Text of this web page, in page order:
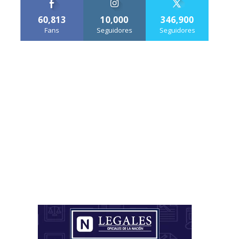
60,813
Fans
10,000
Seguidores
346,900
Seguidores